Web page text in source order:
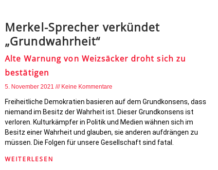
Merkel-Sprecher verkündet
„Grundwahrheit“
Alte Warnung von Weizsäcker droht sich zu
bestätigen
5. November 2021 Keine Kommentare
Freiheitliche Demokratien basieren auf dem Grundkonsens, dass
niemand im Besitz der Wahrheit ist. Dieser Grundkonsens ist
verloren. Kulturkämpfer in Politik und Medien wähnen sich im
Besitz einer Wahrheit und glauben, sie anderen aufdrängen zu
müssen. Die Folgen für unsere Gesellschaft sind fatal.
WEITERLESEN